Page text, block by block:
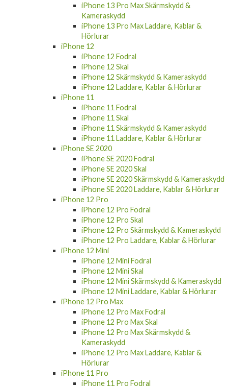
Kameraskydd
iPhone 13 Pro Max Laddare, Kablar &
Hörlurar
iPhone 12
iPhone 12 Fodral
iPhone 12 Skal
iPhone 12 Skärmskydd & Kameraskydd
iPhone 12 Laddare, Kablar & Hörlurar
iPhone 11
iPhone 11 Fodral
iPhone 11 Skal
iPhone 11 Skärmskydd & Kameraskydd
iPhone 11 Laddare, Kablar & Hörlurar
iPhone SE 2020
iPhone SE 2020 Fodral
iPhone SE 2020 Skal
iPhone SE 2020 Skärmskydd & Kameraskydd
iPhone SE 2020 Laddare, Kablar & Hörlurar
iPhone 12 Pro
iPhone 12 Pro Fodral
iPhone 12 Pro Skal
iPhone 12 Pro Skärmskydd & Kameraskydd
iPhone 12 Pro Laddare, Kablar & Hörlurar
iPhone 12 Mini
iPhone 12 Mini Fodral
iPhone 12 Mini Skal
iPhone 12 Mini Skärmskydd & Kameraskydd
iPhone 12 Mini Laddare, Kablar & Hörlurar
iPhone 12 Pro Max
iPhone 12 Pro Max Fodral
iPhone 12 Pro Max Skal
iPhone 12 Pro Max Skärmskydd &
Kameraskydd
iPhone 12 Pro Max Laddare, Kablar &
Hörlurar
iPhone 11 Pro
iPhone 11 Pro Fodral
iPhone 11 Pro Skal